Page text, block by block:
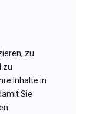
zu
zu
Inhalte in
Sie